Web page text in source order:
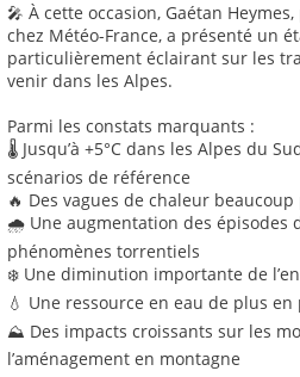
🎤 À cette occasion, Gaétan
chez Météo-France, a présenté un
particulièrement éclairant sur les
venir dans les Alpes.
Parmi les constats marquants :
🌡️ Jusqu’à +5°C dans les Alpes du
scénarios de référence
🔥 Des vagues de chaleur
🌧️ Une augmentation des épisodes
phénomènes torrentiels
❄️ Une diminution importante de
💧 Une ressource en eau de plus
⛰️ Des impacts croissants sur les
l’aménagement en montagne